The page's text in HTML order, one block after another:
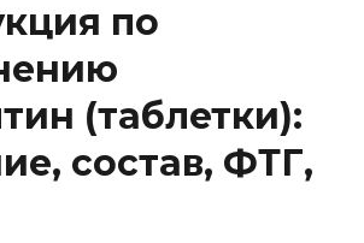
по
(таблетки):
состав, ФТГ,